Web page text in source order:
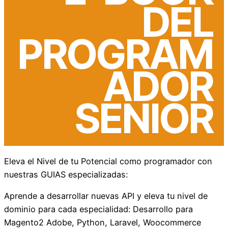
DEL
PROGRAM
ADOR
SENIOR
Eleva el Nivel de tu Potencial como programador con
nuestras GUIAS especializadas:
Aprende a desarrollar nuevas API y eleva tu nivel de
dominio para cada especialidad: Desarrollo para
Magento2 Adobe, Python, Laravel, Woocommerce